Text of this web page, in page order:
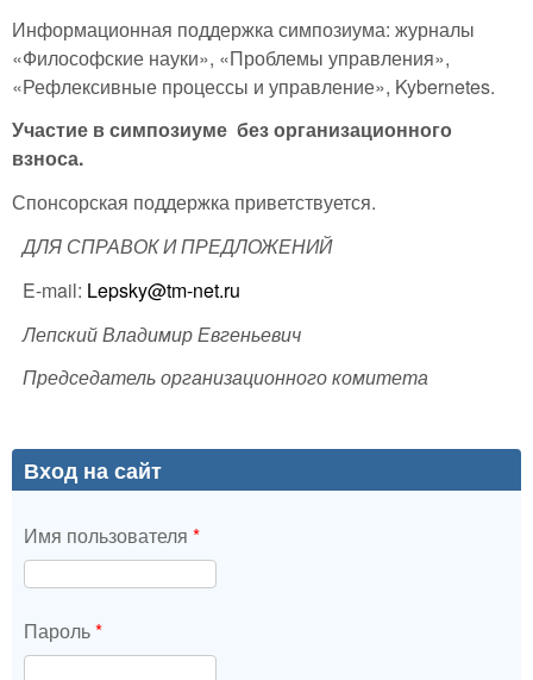
Информационная поддержка симпозиума: журналы
«Философские науки», «Проблемы управления»,
«Рефлексивные процессы и управление», Kybernetes.
Участие в симпозиуме без организационного
взноса.
Спонсорская поддержка приветствуется.
ДЛЯ СПРАВОК И ПРЕДЛОЖЕНИЙ
E-mail: Lepsky@tm-net.ru
Лепский Владимир Евгеньевич
Председатель организационного комитета
Вход на сайт
Имя пользователя *
Пароль*